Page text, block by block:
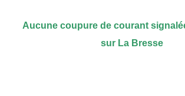
Aucune coupure de courant
sur La Bresse